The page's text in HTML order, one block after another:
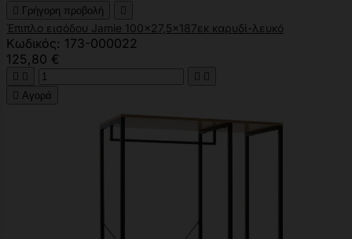
 Γρήγορη προβολή 
Έπιπλο εισόδου Jamie 100x27,5x187εκ καρυδί-λευκό
Κωδικός: 173-000022
125,80 €
   
 Αγορά